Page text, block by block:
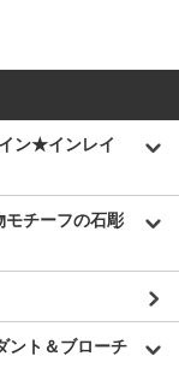
ン★インレイ
チーフの石彫
ント＆ブローチ